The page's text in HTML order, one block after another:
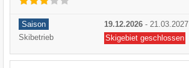
Saison 19.12.2026 - 21.03.2027
Skibetrieb
Skigebiet geschlossen